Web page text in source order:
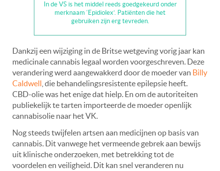
In de VS is het middel reeds goedgekeurd onder
merknaam ‘Epidiolex’. Patiënten die het
gebruiken zijn erg tevreden.
Dankzij een wijziging in de Britse wetgeving vorig jaar kan
medicinale cannabis legaal worden voorgeschreven. Deze
verandering werd aangewakkerd door de moeder van Billy
Caldwell , die behandelingsresistente epilepsie heeft.
CBD-olie was het enige dat hielp. En om de autoriteiten
publiekelijk te tarten importeerde de moeder openlijk
cannabisolie naar het VK.
Nog steeds twijfelen artsen aan medicijnen op basis van
cannabis. Dit vanwege het vermeende gebrek aan bewijs
uit klinische onderzoeken, met betrekking tot de
voordelen en veiligheid. Dit kan snel veranderen nu